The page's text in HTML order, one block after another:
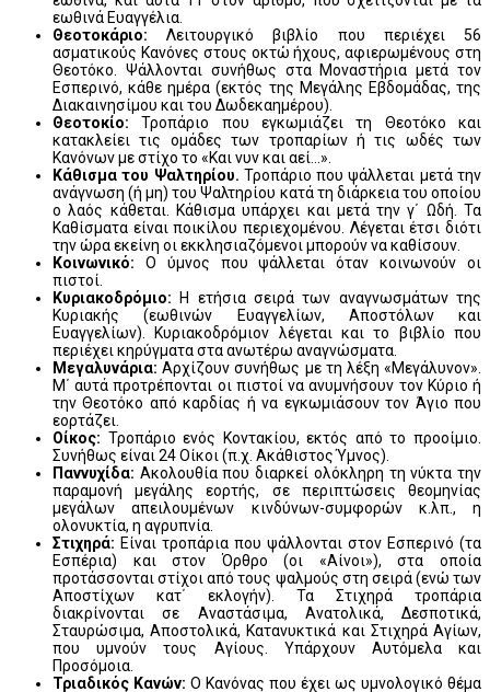
εωθινά Ευαγγέλια.
Θεοτοκάριο: Λειτουργικό βιβλίο που περιέχει 56
ασματικούς Κανόνες στους οκτώ ήχους, αφιερωμένους στη
Θεοτόκο. Ψάλλονται συνήθως στα Μοναστήρια μετά τον
Εσπερινό, κάθε ημέρα (εκτός της Μεγάλης Εβδομάδας, της
Διακαινησίμου και του Δωδεκαημέρου).
Θεοτοκίο:Τροπάριο που εγκωμιάζει τη Θεοτόκο και
κατακλείει τις ομάδες των τροπαρίων ή τις ωδές των
Κανόνων με στίχο το «Και νυν και αεί...».
Κάθισμα του Ψαλτηρίου. Τροπάριο που ψάλλεται μετά την
ανάγνωση (ή μη) του Ψαλτηρίου κατά τη διάρκεια του οποίου
ο λαός κάθεται. Κάθισμα υπάρχει και μετά την γ΄ Ωδή. Τα
Καθίσματα είναι ποικίλου περιεχομένου. Λέγεται έτσι διότι
την ώρα εκείνη οι εκκλησιαζόμενοι μπορούν να καθίσουν.
Κοινωνικό: Ο ύμνος που ψάλλεται όταν κοινωνούν οι
πιστοί.
Κυριακοδρόμιο: Η ετήσια σειρά των αναγνωσμάτων της
Κυριακής (εωθινών Ευαγγελίων, Αποστόλων και
Ευαγγελίων). Κυριακοδρόμιον λέγεται και το βιβλίο που
περιέχει κηρύγματα στα ανωτέρω αναγνώσματα.
Μεγαλυνάρια: Αρχίζουν συνήθως με τη λέξη «Μεγάλυνον».
Μ΄ αυτά προτρέπονται οι πιστοί να ανυμνήσουν τον Κύριο ή
την Θεοτόκο από καρδίας ή να εγκωμιάσουν τον Άγιο που
εορτάζει.
Οίκος: Τροπάριο ενός Κοντακίου, εκτός από το προοίμιο.
Συνήθως είναι 24 Οίκοι (π.χ. Ακάθιστος Ύμνος).
Παννυχίδα: Ακολουθία που διαρκεί ολόκληρη τη νύκτα την
παραμονή μεγάλης εορτής, σε περιπτώσεις θεομηνίας
μεγάλων απειλουμένων κινδύνων-συμφορών κ.λπ., η
ολονυκτία, η αγρυπνία.
Στιχηρά: Είναι τροπάρια που ψάλλονται στον Εσπερινό (τα
Εσπέρια) και στον Όρθρο (οι «Αίνοι»), στα οποία
προτάσσονται στίχοι από τους ψαλμούς στη σειρά (ενώ των
Αποστίχων κατ΄ εκλογήν). Τα Στιχηρά τροπάρια
διακρίνονται σε Αναστάσιμα, Ανατολικά, Δεσποτικά,
Σταυρώσιμα, Αποστολικά, Κατανυκτικά και Στιχηρά Αγίων,
που υμνούν τους Αγίους. Υπάρχουν Αυτόμελα και
Προσόμοια.
Τριαδικός Κανών: Ο Κανόνας που έχει ως υμνολογικό θέμα